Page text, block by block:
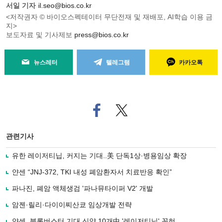
서일 기자 il.seo@bios.co.kr
<저작권자 © 바이오스펙테이터 무단전재 및 재배포, AI학습 이용 금
지>
보도자료 및 기사제보 press@bios.co.kr
뉴스레터 텔레그램 카카오톡
페
이
로
기
사
유
기
트위
터로
관련기사
유한 레이저티닙, 커지는 기대..美 단독1상·병용임상 확장
얀센 “JNJ-372, TKI 내성 폐암환자서 치료반응 확인”
파나진, 폐암 액체생검 '파나뮤타이퍼 V2' 개발
암젠·릴리·다이이찌산쿄 임상개발 전략